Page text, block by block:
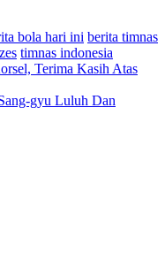
bola hari ini berita timnas
timnas indonesia
gyu Luluh Dan